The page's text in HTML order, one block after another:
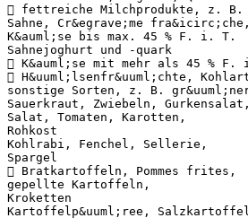
 fettreiche Milchprodukte, z. B.
Sahne, Cr&egrave;me fra&icirc;che,
K&auml;se bis max. 45 % F. i. T.
Sahnejoghurt und -quark
 K&auml;se mit mehr als 45 %
 H&uuml;lsenfr&uuml;chte,
sonstige Sorten, z. B.
Sauerkraut, Zwiebeln, Gurkensalat,
Salat, Tomaten, Karotten,
Rohkost
Kohlrabi, Fenchel, Sellerie,
Spargel
 Bratkartoffeln, Pommes frites,
gepellte Kartoffeln,
Kroketten
Kartoffelp&uuml;ree,